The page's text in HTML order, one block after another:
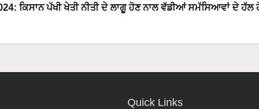
ਕਿਸਾਨ ਪੱਖੀ ਖੇਤੀ ਨੀਤੀ ਦੇ ਲਾਗੂ ਹੋਣ ਨਾਲ ਵੱਡੀਆਂ ਸਮੱਸਿਆਵਾਂ ਦੇ ਹੱਲ
Quick Links